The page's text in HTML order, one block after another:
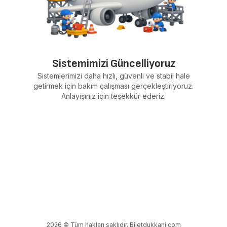
Sistemimizi Güncelliyoruz
Sistemlerimizi daha hızlı, güvenli ve stabil hale
getirmek için bakım çalışması gerçekleştiriyoruz.
Anlayışınız için teşekkür ederiz.
2026 © Tüm hakları saklıdır. Biletdukkani.com